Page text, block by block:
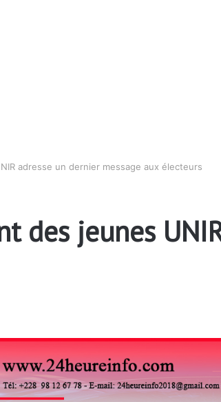
adresse un dernier message aux électeurs
des jeunes